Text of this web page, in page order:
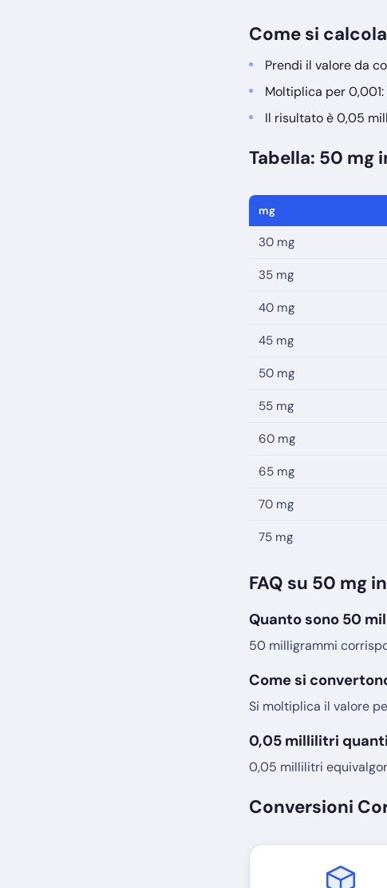
Come si
Prendi il valore da
Moltiplica per
Il risultato è 0,05
Tabella: 50 mg
mg
30 mg
35 mg
40 mg
45 mg
50 mg
55 mg
60 mg
65 mg
70 mg
75 mg
FAQ su 50 mg
Quanto sono 50
50 milligrammi
Come si
Si moltiplica il valore
0,05 millilitri
0,05 millilitri
Conversioni